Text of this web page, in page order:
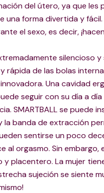
del útero, ya que les
una forma divertida y
el sexo, es decir,
silencioso y
rápida de las bolas
Una cavidad
seguir con su día a
SMARTBALL se puede
la banda de extracción
sentirse un poco
al orgasmo. Sin
y placentero. La mujer
sujeción se siente